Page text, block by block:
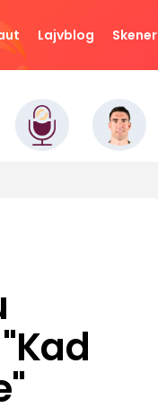
Lajvblog Skener